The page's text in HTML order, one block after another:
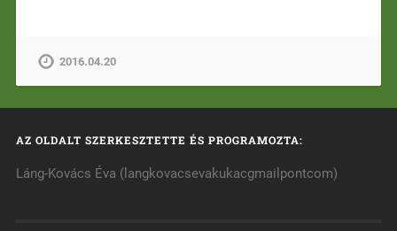
2016.04.20
AZ OLDALT SZERKESZTETTE ÉS PROGRAMOZTA:
Láng-Kovács Éva (langkovacsevakukacgmailpontcom)